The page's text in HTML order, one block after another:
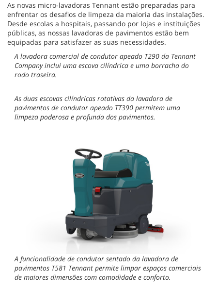
As novas micro-lavadoras Tennant estão preparadas para
enfrentar os desafios de limpeza da maioria das instalações.
Desde escolas a hospitais, passando por lojas e instituições
públicas, as nossas lavadoras de pavimentos estão bem
equipadas para satisfazer as suas necessidades.
A lavadora comercial de condutor apeado T290 da Tennant
Company inclui uma escova cilíndrica e uma borracha do
rodo traseira.
As duas escovas cilíndricas rotativas da lavadora de
pavimentos de condutor apeado TT390 permitem uma
limpeza poderosa e profunda dos pavimentos.
A funcionalidade de condutor sentado da lavadora de
pavimentos T581 Tennant permite limpar espaços comerciais
de maiores dimensões com comodidade e conforto.